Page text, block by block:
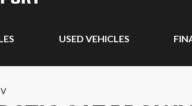
USED VEHICLES